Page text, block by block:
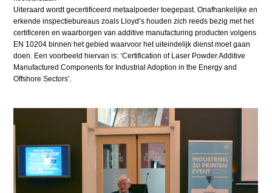
Uiteraard wordt gecertificeerd metaalpoeder toegepast. Onafhankelijke en
erkende inspectiebureaus zoals Lloyd’s houden zich reeds bezig met het
certificeren en waarborgen van additive manufacturing producten volgens
EN 10204 binnen het gebied waarvoor het uiteindelijk dienst moet gaan
doen. Een voorbeeld hiervan is: ‘Certification of Laser Powder Additive
Manufactured Components for Industrial Adoption in the Energy and
Offshore Sectors’.